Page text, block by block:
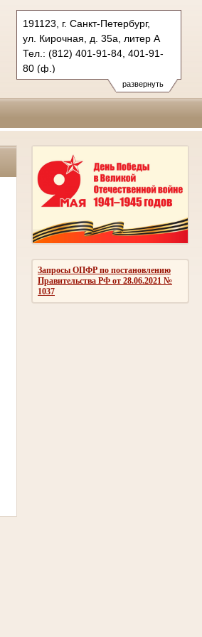
развернуть
191123, г. Санкт-Петербург,
ул. Кирочная, д. 35а, литер А
Тел.: (812) 401-91-84, 401-91-
80 (ф.)
1zovs.spb@sudrf.ru
Запросы ОПФР по постановлению
Правительства РФ от 28.06.2021 №
1037